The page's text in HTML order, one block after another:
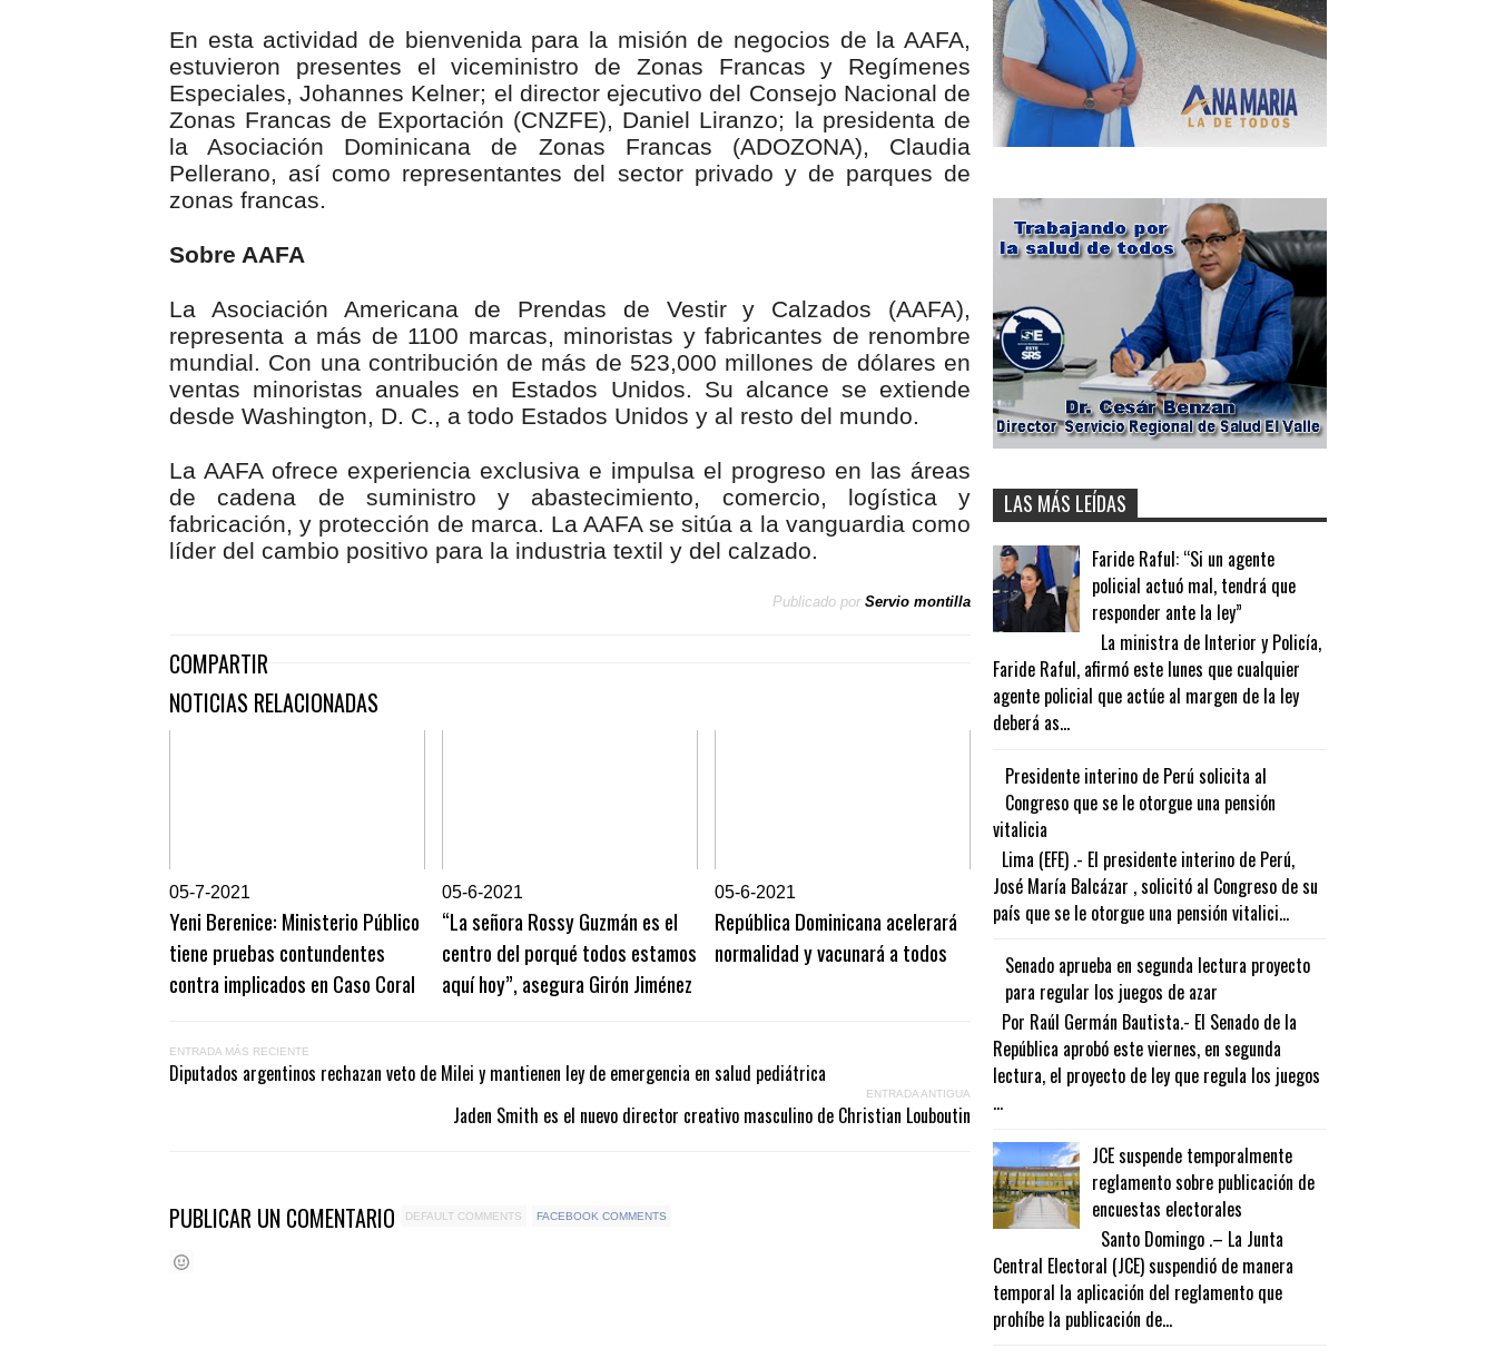
En esta actividad de bienvenida para la misión de negocios de la AAFA,
estuvieron presentes el viceministro de Zonas Francas y Regímenes
Especiales, Johannes Kelner; el director ejecutivo del Consejo Nacional de
Zonas Francas de Exportación (CNZFE), Daniel Liranzo; la presidenta de
la Asociación Dominicana de Zonas Francas (ADOZONA), Claudia
Pellerano, así como representantes del sector privado y de parques de
zonas francas.
Sobre AAFA
La Asociación Americana de Prendas de Vestir y Calzados (AAFA),
representa a más de 1100 marcas, minoristas y fabricantes de renombre
mundial. Con una contribución de más de 523,000 millones de dólares en
ventas minoristas anuales en Estados Unidos. Su alcance se extiende
desde Washington, D. C., a todo Estados Unidos y al resto del mundo.
La AAFA ofrece experiencia exclusiva e impulsa el progreso en las áreas
de cadena de suministro y abastecimiento, comercio, logística y
fabricación, y protección de marca. La AAFA se sitúa a la vanguardia como
líder del cambio positivo para la industria textil y del calzado.
Publicado por Servio montilla
COMPARTIR
NOTICIAS RELACIONADAS
05-7-2021
Yeni Berenice: Ministerio Público
tiene pruebas contundentes
contra implicados en Caso Coral
05-6-2021
“La señora Rossy Guzmán es el
centro del porqué todos estamos
aquí hoy”, asegura Girón Jiménez
05-6-2021
República Dominicana acelerará
normalidad y vacunará a todos
ENTRADA MÁS RECIENTE
Diputados argentinos rechazan veto de Milei y mantienen ley de emergencia en salud pediátrica
ENTRADA ANTIGUA
Jaden Smith es el nuevo director creativo masculino de Christian Louboutin
PUBLICAR UN COMENTARIO DEFAULT COMMENTS FACEBOOK COMMENTS
LAS MÁS LEÍDAS
Faride Raful: “Si un agente
policial actuó mal, tendrá que
responder ante la ley”
La ministra de Interior y Policía,
Faride Raful, afirmó este lunes que cualquier
agente policial que actúe al margen de la ley
deberá as...
Presidente interino de Perú solicita al
Congreso que se le otorgue una pensión
vitalicia
Lima (EFE) .- El presidente interino de Perú,
José María Balcázar , solicitó al Congreso de su
país que se le otorgue una pensión vitalici...
Senado aprueba en segunda lectura proyecto
para regular los juegos de azar
Por Raúl Germán Bautista.- El Senado de la
República aprobó este viernes, en segunda
lectura, el proyecto de ley que regula los juegos
...
JCE suspende temporalmente
reglamento sobre publicación de
encuestas electorales
Santo Domingo .– La Junta
Central Electoral (JCE) suspendió de manera
temporal la aplicación del reglamento que
prohíbe la publicación de...